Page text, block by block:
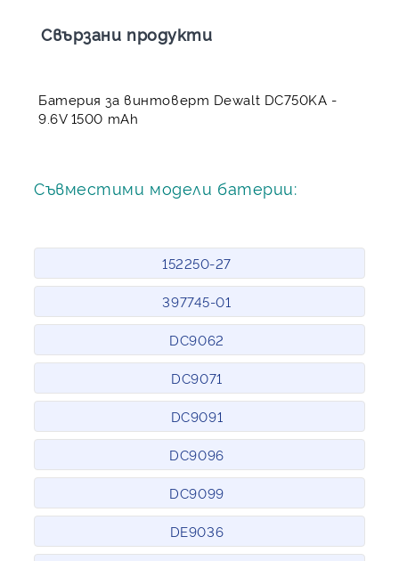
Свързани продукти
Батерия за винтоверт Dewalt DC750KA -
9.6V 1500 mAh
Съвместими модели батерии:
152250-27
397745-01
DC9062
DC9071
DC9091
DC9096
DC9099
DE9036